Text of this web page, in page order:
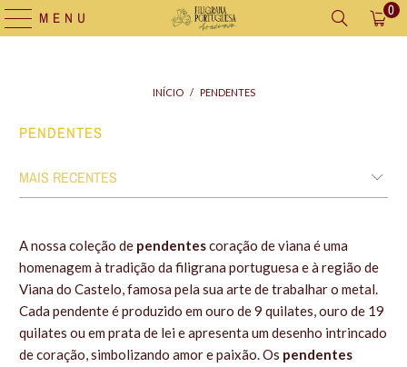
MENU 0
INÍCIO / PENDENTES
PENDENTES
A nossa coleção de pendentescoração de viana é uma
homenagem à tradição da filigrana portuguesa e à região de
Viana do Castelo, famosa pela sua arte de trabalhar o metal.
Cada pendente é produzido em ouro de 9 quilates, ouro de 19
quilates ou em prata de lei e apresenta um desenho intrincado
de coração, simbolizando amor e paixão. Os pendentes